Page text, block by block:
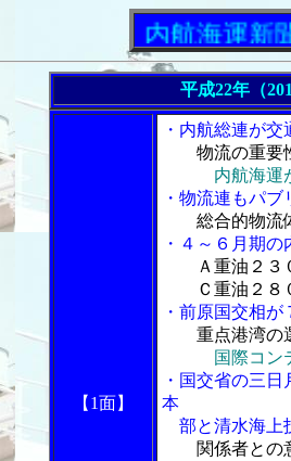
「内航海運新聞」ニ
平成22年（
【1面】
・内航総連が
物流の重要
内航海運
・物流連もパ
総合的物流
・４～６月期
Ａ重油２
Ｃ重油２８
・前原国交相
重点港湾の
国際コン
・国交省の三
本
部と清水海上
関係者との